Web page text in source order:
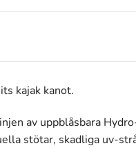
kajak kanot.
av uppblåsbara
stötar, skadliga uv-